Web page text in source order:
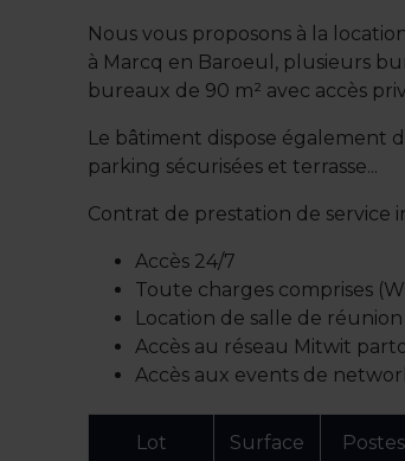
Nous vous proposons à la
à Marcq en Baroeul, plusieurs
bureaux de 90 m² avec accès
Le bâtiment dispose également
parking sécurisées et terrasse...
Contrat de prestation de service
Accès 24/7
Toute charges comprises
Location de salle de réunion
Accès au réseau Mitwit
Accès aux events de
Lot Surface Postes